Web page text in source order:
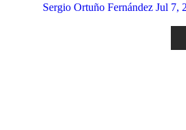
Sergio Ortuño Fernández Jul 7,